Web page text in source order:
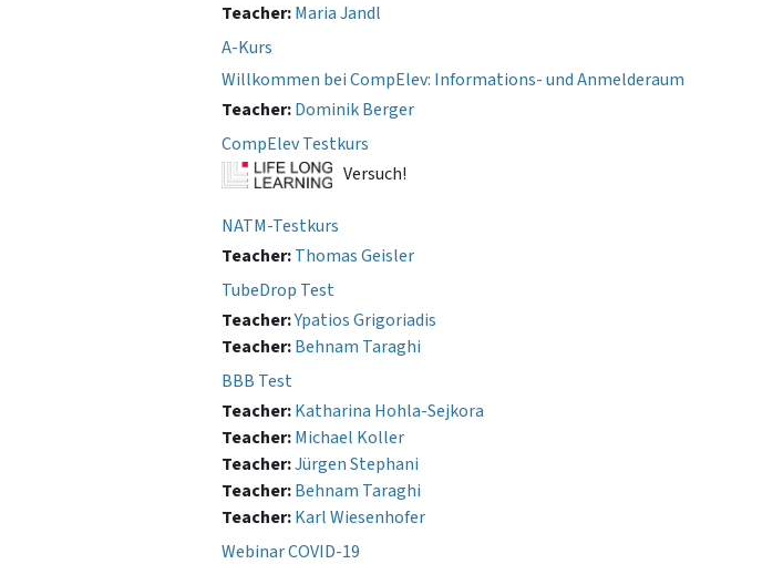
Teacher:Maria Jandl
A-Kurs
Willkommen bei CompElev: Informations- und Anmelderaum
Teacher:Dominik Berger
CompElev Testkurs
Versuch!
NATM-Testkurs
Teacher:Thomas Geisler
TubeDrop Test
Teacher:Ypatios Grigoriadis
Teacher:Behnam Taraghi
BBB Test
Teacher:Katharina Hohla-Sejkora
Teacher:Michael Koller
Teacher:Jürgen Stephani
Teacher:Behnam Taraghi
Teacher:Karl Wiesenhofer
Webinar COVID-19